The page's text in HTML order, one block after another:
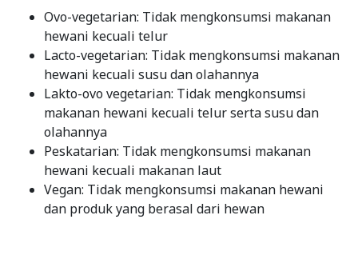
Ovo-vegetarian: Tidak mengkonsumsi makanan
hewani kecuali telur
Lacto-vegetarian: Tidak mengkonsumsi makanan
hewani kecuali susu dan olahannya
Lakto-ovo vegetarian: Tidak mengkonsumsi
makanan hewani kecuali telur serta susu dan
olahannya
Peskatarian: Tidak mengkonsumsi makanan
hewani kecuali makanan laut
Vegan: Tidak mengkonsumsi makanan hewani
dan produk yang berasal dari hewan